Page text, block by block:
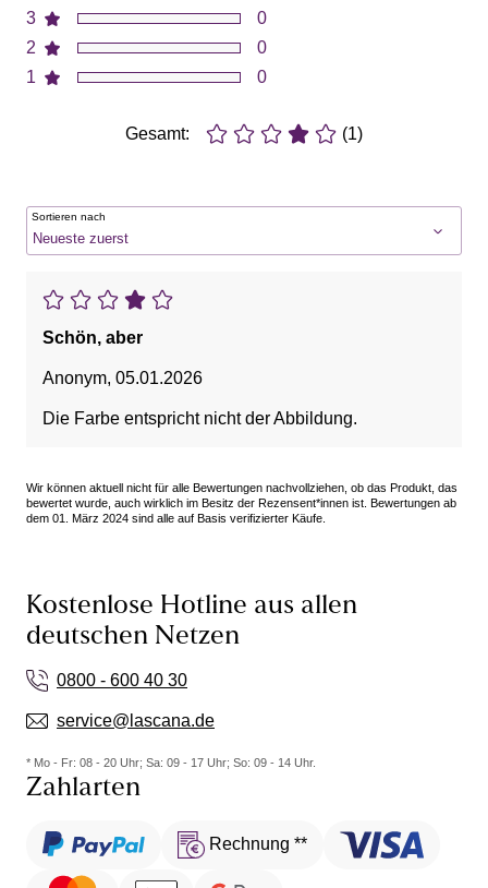
3
2
1
0
0
0
Gesamt: (1)
Sortieren nach
Schön, aber
Anonym, 05.01.2026
Die Farbe entspricht nicht der Abbildung.
Wir können aktuell nicht für alle Bewertungen nachvollziehen, ob das Produkt, das
bewertet wurde, auch wirklich im Besitz der Rezensent*innen ist. Bewertungen ab
dem 01. März 2024 sind alle auf Basis verifizierter Käufe.
Kostenlose Hotline aus allen
deutschen Netzen
0800 - 600 40 30
service@lascana.de
* Mo - Fr: 08 - 20 Uhr; Sa: 09 - 17 Uhr; So: 09 - 14 Uhr.
Zahlarten
Rechnung **